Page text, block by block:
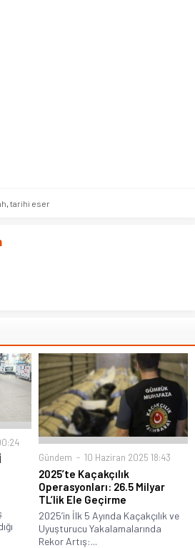
tarihi eser
Gündem 10 Haziran 2025 18:43
2025’te Kaçakçılık
Operasyonları: 26.5 Milyar
TL’lik Ele Geçirme
2025’in İlk 5 Ayında Kaçakçılık ve
Uyuşturucu Yakalamalarında
Rekor Artış:...